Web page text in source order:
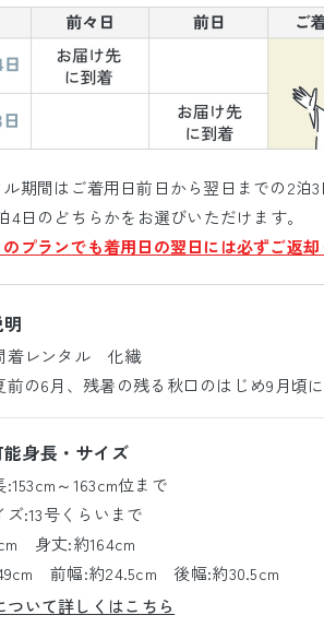
ル期間はご着用日前日から翌日までの2泊
4日のどちらかをお選びいただけます。
のプランでも着用日の翌日には必ずご返却
レンタル 化繊
前の6月、残暑の残る秋口のはじめ9月頃
身長・サイズ
～163cm位まで
:13号くらいまで
身丈:約164cm
前幅:約24.5cm 後幅:約30.5cm
ついて詳しくはこちら